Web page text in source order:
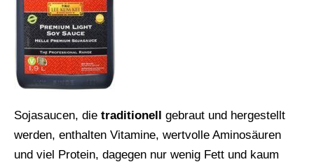
Sojasaucen, die traditionell gebraut und hergestellt
werden, enthalten Vitamine, wertvolle Aminosäuren
und viel Protein, dagegen nur wenig Fett und kaum